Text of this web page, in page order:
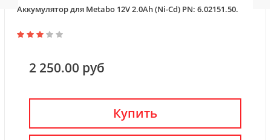
Аккумулятор для Metabo 12V 2.0Ah (Ni-Cd) PN: 6.02151.50.
2 250.00 руб
Купить